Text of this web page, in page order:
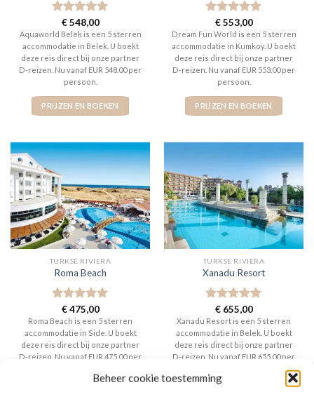
Beheer cookie toestemming
Gewaardeerd
5uit 5
€548,00
Aquaworld Belek is een 5 sterren
accommodatie in Belek. U boekt
deze reis direct bij onze partner
D-reizen. Nu vanaf EUR 548.00 per
persoon.
PRIJZEN EN BOEKEN
Gewaardeerd
5uit 5
€553,00
Dream Fun World is een 5 sterren
accommodatie in Kumkoy. U boekt
deze reis direct bij onze partner
D-reizen. Nu vanaf EUR 553.00 per
persoon.
PRIJZEN EN BOEKEN
TURKSE RIVIERA
Roma Beach
Gewaardeerd
5uit 5
€475,00
Roma Beach is een 5 sterren
accommodatie in Side. U boekt
deze reis direct bij onze partner
D-reizen. Nu vanaf EUR 475.00 per
TURKSE RIVIERA
Xanadu Resort
Gewaardeerd
5uit 5
€655,00
Xanadu Resort is een 5 sterren
accommodatie in Belek. U boekt
deze reis direct bij onze partner
D-reizen. Nu vanaf EUR 655.00 per